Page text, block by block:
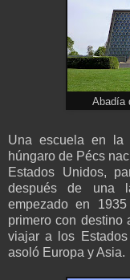
Abadía
Una escuela en la
húngaro de Pécs
Estados Unidos,
después de una
empezado en
primero con destino
viajar a los
asoló Europa y Asia.